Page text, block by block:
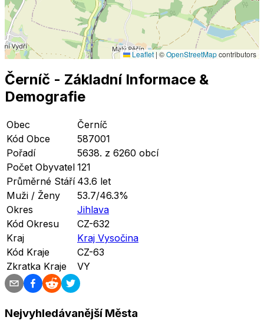
Leaflet | ©OpenStreetMapcontributors
Černíč - Základní Informace &
Demografie
Obec
Černíč
Kód Obce
587001
Pořadí
5638. z 6260 obcí
Počet Obyvatel 121
Průměrné Stáří 43.6 let
Muži / Ženy
53.7/46.3%
Okres
Jihlava
Kód Okresu
CZ-632
Kraj
Kraj Vysočina
Kód Kraje
CZ-63
Zkratka Kraje
VY
Nejvyhledávanější Města